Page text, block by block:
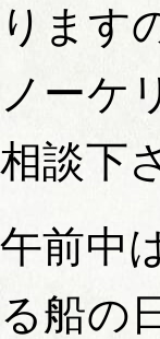
ります
ノーケ
相談下
午前中
る船の